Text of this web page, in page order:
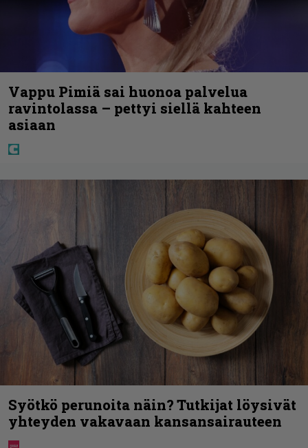
Vappu Pimiä sai huonoa palvelua
ravintolassa – pettyi siellä kahteen
asiaan
Syötkö perunoita näin? Tutkijat löysivät
yhteyden vakavaan kansansairauteen